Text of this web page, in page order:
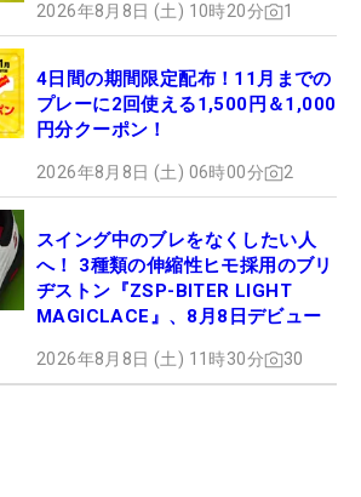
ウッドは、プレーオフ1ホール目
事な寄せをサムアップで讃え、4
ーが22メートルのイーグルパット
スマイルで彼の勝利を祝福した。
ッドのスポーツマンシップが、テ
を添えてくれた。
イラーの22メートルのウイニング
歓喜には、きっと世界中の人々が
2026年8月8日 (土) 10時20分 1
4日間の期間限定配布！11月までの
プレーに2回使える1,500円＆1,000
円分クーポン！
2026年8月8日 (土) 06時00分 2
スイング中のブレをなくしたい人
へ！ 3種類の伸縮性ヒモ採用のブリ
ヂストン『ZSP-BITER LIGHT
MAGICLACE』、8月8日デビュー
2026年8月8日 (土) 11時30分 30